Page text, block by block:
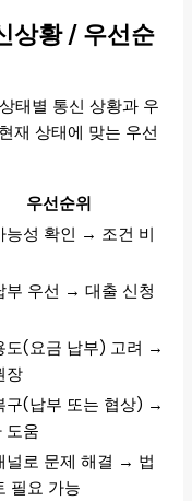
상황 / 우선순
태별 통신 상황과 우
재 상태에 맞는 우선
우선순위
능성 확인 → 조건 비
부 우선 → 대출 신청
도(요금 납부) 고려 →
장
구(납부 또는 협상) →
도움
널로 문제 해결 → 법
필요 가능